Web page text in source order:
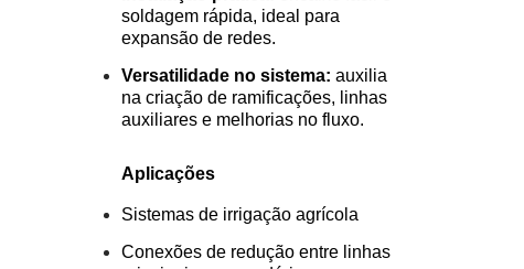
soldagem rápida, ideal para
expansão de redes.
Versatilidade no sistema: auxilia
na criação de ramificações, linhas
auxiliares e melhorias no fluxo.
Aplicações
Sistemas de irrigação agrícola
Conexões de redução entre linhas